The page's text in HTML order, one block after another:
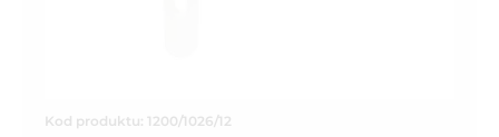
Kod produktu: 1200/1026/12